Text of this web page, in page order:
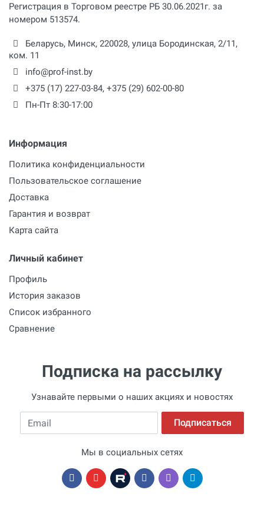
Регистрация в Торговом реестре РБ 30.06.2021г. за
номером 513574.
Беларусь, Минск, 220028, улица Бородинская, 2/11,
ком. 11
info@prof-inst.by
+375 (17) 227-03-84, +375 (29) 602-00-80
Пн-Пт 8:30-17:00
Информация
Политика конфиденциальности
Пользовательское соглашение
Доставка
Гарантия и возврат
Карта сайта
Личный кабинет
Профиль
История заказов
Список избранного
Сравнение
Подписка на рассылку
Узнавайте первыми о наших акциях и новостях
Email Подписаться
Мы в социальных сетях